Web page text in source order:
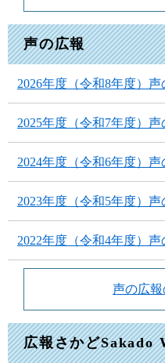
声の広報
2026年度（令和8年度）声
2025年度（令和7年度）声
2024年度（令和6年度）声
2023年度（令和5年度）声
2022年度（令和4年度）声
声の広
広報さかどSakado